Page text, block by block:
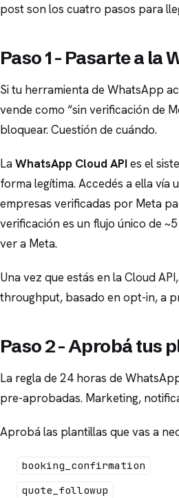
post son los cuatro pasos para
Paso 1 - Pasarte a
Si tu herramienta de WhatsApp
vende como “sin verificación de
bloquear. Cuestión de cuándo.
LaWhatsApp Cloud APIes el
forma legítima. Accedés a ella vía
empresas verificadas por Meta
verificación es un flujo único de
ver a Meta.
Una vez que estás en la Cloud
throughput, basado en opt-in, a
Paso 2 - Aprobá tus
La regla de 24 horas de
pre-aprobadas. Marketing,
Aprobá las plantillas que vas a
booking_confirmation
quote_followup